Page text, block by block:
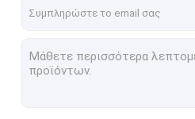
πάτωμα πλέγματος μετάλλων
Κιγκλίδωμα ανοξείδωτου